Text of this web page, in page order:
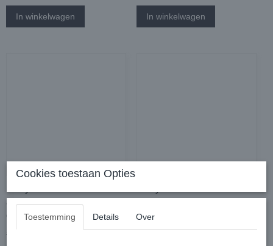
In winkelwagen In winkelwagen
anatomisch
dubbelgebroken Roll-R
€ 34,95
Dubbelgebroken
Cookies toestaan Opties
Toestemming Details Over